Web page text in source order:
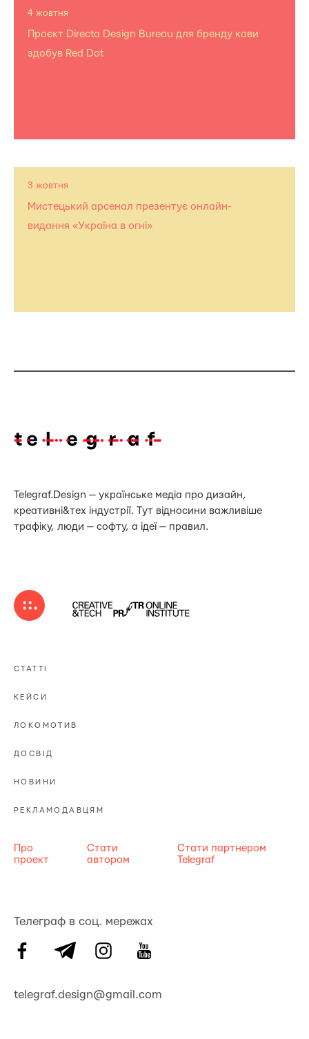
4 жовтня
Проєкт Directa Design Bureau для бренду кави
здобув Red Dot
3 жовтня
Мистецький арсенал презентує онлайн-
видання «Україна в огні»
Telegraf.Design — українське медіа про дизайн,
креативні&тех індустрії. Тут відносини важливіше
трафіку, люди — софту, а ідеї — правил.
СТАТТІ
КЕЙСИ
ЛОКОМОТИВ
ДОСВІД
НОВИНИ
РЕКЛАМОДАВЦЯМ
Про
проект
Стати
автором
Стати партнером
Telegraf
Телеграф в соц. мережах
telegraf.design@gmail.com